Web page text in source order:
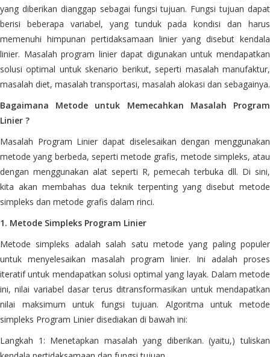
yang diberikan dianggap sebagai fungsi tujuan. Fungsi tujuan dapat
berisi beberapa variabel, yang tunduk pada kondisi dan harus
memenuhi himpunan pertidaksamaan linier yang disebut kendala
linier. Masalah program linier dapat digunakan untuk mendapatkan
solusi optimal untuk skenario berikut, seperti masalah manufaktur,
masalah diet, masalah transportasi, masalah alokasi dan sebagainya.
Bagaimana Metode untuk Memecahkan Masalah Program
Linier ?
Masalah Program Linier dapat diselesaikan dengan menggunakan
metode yang berbeda, seperti metode grafis, metode simpleks, atau
dengan menggunakan alat seperti R, pemecah terbuka dll. Di sini,
kita akan membahas dua teknik terpenting yang disebut metode
simpleks dan metode grafis dalam rinci.
1. Metode Simpleks Program Linier
Metode simpleks adalah salah satu metode yang paling populer
untuk menyelesaikan masalah program linier. Ini adalah proses
iteratif untuk mendapatkan solusi optimal yang layak. Dalam metode
ini, nilai variabel dasar terus ditransformasikan untuk mendapatkan
nilai maksimum untuk fungsi tujuan. Algoritma untuk metode
simpleks Program Linier disediakan di bawah ini:
Langkah 1: Menetapkan masalah yang diberikan. (yaitu,) tuliskan